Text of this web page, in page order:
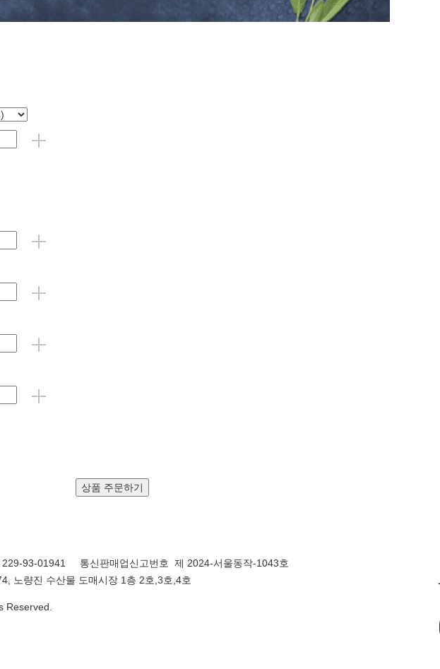
상품 주문하기
93-01941
통신판매업신고번호 제 2024-서울동작-1043호
노량진 수산물 도매시장 1층 2호,3호,4호
Reserved.